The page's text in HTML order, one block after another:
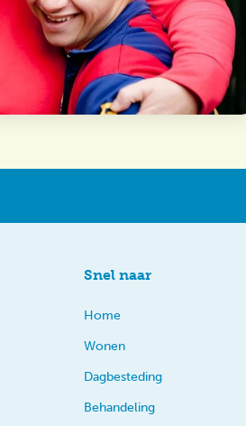
Snel naar
Home
Wonen
Dagbesteding
Behandeling